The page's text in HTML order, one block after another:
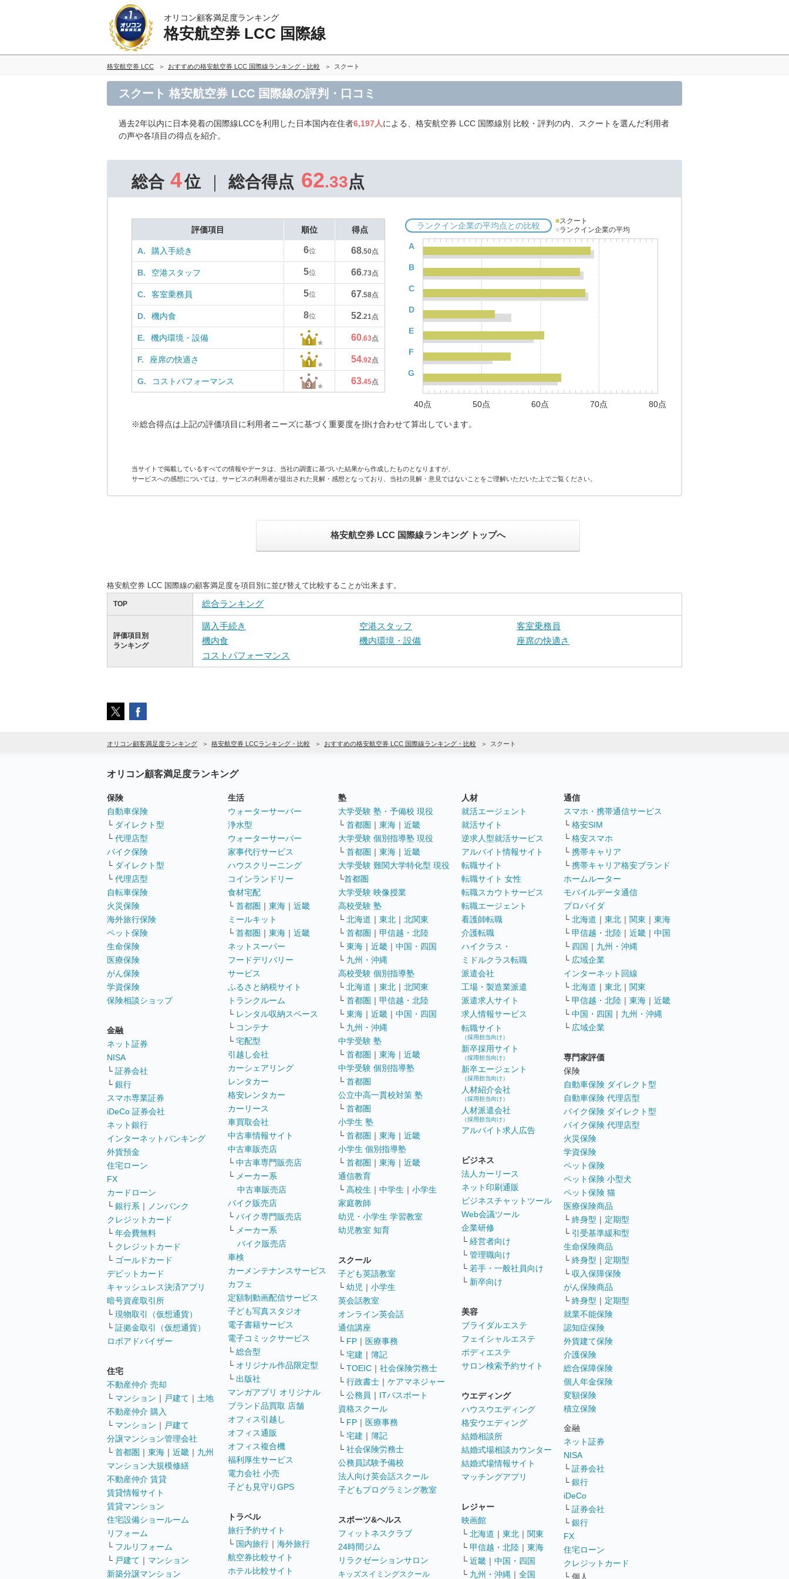
オリコン顧客満足度ランキング
格安航空券 LCC 国際線
格安航空券 LCC おすすめの格安航空券 LCC 国際線ランキング・比較 スクート
スクート 格安航空券 LCC 国際線の評判・口コミ
過去2年以内に日本発着の国際線LCCを利用した日本国内在住者6,197人による、格安航空券 LCC 国際線別 比較・評判の内、スクートを選んだ利用者
の声や各項目の得点を紹介。
総合 4位 総合得点 62.33点
評価項目 順位 得点
A. 購入手続き 6位 68.50点
B. 空港スタッフ 5位 66.73点
C. 客室乗務員 5位 67.58点
D. 機内食 8位 52.21点
E. 機内環境・設備 60.63点
F. 座席の快適さ 54.92点
G. コストパフォーマンス 63.45点
ランクイン企業の平均点との比較 ■スクート
■ランクイン企業の平均
A
B
C
D
E
F
G
40点 50点 60点 70点 80点
※総合得点は上記の評価項目に利用者ニーズに基づく重要度を掛け合わせて算出しています。
当サイトで掲載しているすべての情報やデータは、当社の調査に基づいた結果から作成したものとなりますが、
サービスへの感想については、サービスの利用者が提出された見解・感想となっており、当社の見解・意見ではないことをご理解いただいた上でご覧ください。
格安航空券 LCC 国際線ランキング トップへ
格安航空券 LCC 国際線の顧客満足度を項目別に並び替えて比較することが出来ます。
TOP 総合ランキング
評価項目別
ランキング
購入手続き 空港スタッフ
客室乗務員
機内食
機内環境・設備
座席の快適さ
コストパフォーマンス
オリコン顧客満足度ランキング 格安航空券 LCCランキング・比較 おすすめの格安航空券 LCC 国際線ランキング・比較 スクート
オリコン顧客満足度ランキング
保険
自動車保険
└ ダイレクト型
└ 代理店型
バイク保険
└ ダイレクト型
└ 代理店型
自転車保険
火災保険
海外旅行保険
ペット保険
生命保険
医療保険
がん保険
学資保険
保険相談ショップ
金融
ネット証券
NISA
└ 証券会社
└ 銀行
スマホ専業証券
iDeCo 証券会社
ネット銀行
インターネットバンキング
外貨預金
住宅ローン
FX
カードローン
└ 銀行系 ｜
ノンバンク
クレジットカード
└ 年会費無料
└ クレジットカード
└ ゴールドカード
デビットカード
キャッシュレス決済アプリ
暗号資産取引所
└ 現物取引（仮想通貨）
└ 証拠金取引（仮想通貨）
ロボアドバイザー
住宅
不動産仲介 売却
└ マンション ｜ 戸建て ｜ 土地
不動産仲介 購入
└ マンション ｜ 戸建て
分譲マンション管理会社
└ 首都圏 ｜ 東海 ｜ 近畿 ｜ 九州
マンション大規模修繕
不動産仲介 賃貸
賃貸情報サイト
賃貸マンション
住宅設備ショールーム
リフォーム
└ フルリフォーム
└ 戸建て ｜ マンション
新築分譲マンション
生活
ウォーターサーバー
浄水型
ウォーターサーバー
家事代行サービス
ハウスクリーニング
コインランドリー
食材宅配
└ 首都圏 ｜ 東海 ｜ 近畿
ミールキット
└ 首都圏 ｜ 東海 ｜ 近畿
ネットスーパー
フードデリバリー
サービス
ふるさと納税サイト
トランクルーム
└ レンタル収納スペース
└ コンテナ
└ 宅配型
引越し会社
カーシェアリング
レンタカー
格安レンタカー
カーリース
車買取会社
中古車情報サイト
中古車販売店
└ 中古車専門販売店
└ メーカー系
中古車販売店
バイク販売店
└ バイク専門販売店
└ メーカー系
バイク販売店
車検
カーメンテナンスサービス
カフェ
定額制動画配信サービス
子ども写真スタジオ
電子書籍サービス
電子コミックサービス
└ 総合型
└ オリジナル作品限定型
└ 出版社
マンガアプリ オリジナル
ブランド品買取 店舗
オフィス引越し
オフィス通販
オフィス複合機
福利厚生サービス
電力会社 小売
子ども見守りGPS
トラベル
旅行予約サイト
└ 国内旅行 ｜ 海外旅行
航空券比較サイト
ホテル比較サイト
塾
大学受験 塾・予備校 現役
└ 首都圏 ｜ 東海 ｜ 近畿
大学受験 個別指導塾 現役
└ 首都圏 ｜ 東海 ｜ 近畿
大学受験 難関大学特化型 現役
└首都圏
大学受験 映像授業
高校受験 塾
└ 北海道 ｜ 東北 ｜ 北関東
└ 首都圏 ｜ 甲信越・北陸
└ 東海 ｜ 近畿 ｜ 中国・四国
└ 九州・沖縄
高校受験 個別指導塾
└ 北海道 ｜ 東北 ｜ 北関東
└ 首都圏 ｜ 甲信越・北陸
└ 東海 ｜ 近畿 ｜ 中国・四国
└ 九州・沖縄
中学受験 塾
└ 首都圏 ｜ 東海 ｜ 近畿
中学受験 個別指導塾
└ 首都圏
公立中高一貫校対策 塾
└ 首都圏
小学生 塾
└ 首都圏 ｜ 東海 ｜ 近畿
小学生 個別指導塾
└ 首都圏 ｜ 東海 ｜ 近畿
通信教育
└ 高校生 ｜ 中学生 ｜ 小学生
家庭教師
幼児・小学生 学習教室
幼児教室 知育
スクール
子ども英語教室
└ 幼児 ｜ 小学生
英会話教室
オンライン英会話
通信講座
└ FP ｜ 医療事務
└ 宅建 ｜ 簿記
└ TOEIC ｜ 社会保険労務士
└ 行政書士 ｜ ケアマネジャー
└ 公務員 ｜ ITパスポート
資格スクール
└ FP ｜ 医療事務
└ 宅建 ｜ 簿記
└ 社会保険労務士
公務員試験予備校
法人向け英会話スクール
子どもプログラミング教室
スポーツ&ヘルス
フィットネスクラブ
24時間ジム
リラクゼーションサロン
キッズスイミングスクール
人材
就活エージェント
就活サイト
逆求人型就活サービス
アルバイト情報サイト
転職サイト
転職サイト 女性
転職スカウトサービス
転職エージェント
看護師転職
介護転職
ハイクラス・
ミドルクラス転職
派遣会社
工場・製造業派遣
派遣求人サイト
求人情報サービス
転職サイト
（採用担当向け）
新卒採用サイト
（採用担当向け）
新卒エージェント
（採用担当向け）
人材紹介会社
（採用担当向け）
人材派遣会社
（採用担当向け）
アルバイト求人広告
ビジネス
法人カーリース
ネット印刷通販
ビジネスチャットツール
Web会議ツール
企業研修
└ 経営者向け
└ 管理職向け
└ 若手・一般社員向け
└ 新卒向け
美容
ブライダルエステ
フェイシャルエステ
ボディエステ
サロン検索予約サイト
ウエディング
ハウスウエディング
格安ウエディング
結婚相談所
結婚式場相談カウンター
結婚式場情報サイト
マッチングアプリ
レジャー
映画館
└ 北海道 ｜ 東北 ｜ 関東
└ 甲信越・北陸 ｜ 東海
└ 近畿 ｜ 中国・四国
└ 九州・沖縄 ｜ 全国
通信
スマホ・携帯通信サービス
└ 格安SIM
└ 格安スマホ
└ 携帯キャリア
└ 携帯キャリア格安ブランド
ホームルーター
モバイルデータ通信
プロバイダ
└ 北海道 ｜ 東北 ｜ 関東 ｜ 東海
└ 甲信越・北陸 ｜ 近畿 ｜ 中国
└ 四国 ｜ 九州・沖縄
└ 広域企業
インターネット回線
└ 北海道 ｜ 東北 ｜ 関東
└ 甲信越・北陸 ｜ 東海 ｜ 近畿
└ 中国・四国 ｜ 九州・沖縄
└ 広域企業
専門家評価
保険
自動車保険 ダイレクト型
自動車保険 代理店型
バイク保険 ダイレクト型
バイク保険 代理店型
火災保険
学資保険
ペット保険
ペット保険 小型犬
ペット保険 猫
医療保険商品
└ 終身型 ｜ 定期型
└ 引受基準緩和型
生命保険商品
└ 終身型 ｜ 定期型
└ 収入保障保険
がん保険商品
└ 終身型 ｜ 定期型
就業不能保険
認知症保険
外貨建て保険
介護保険
総合保障保険
個人年金保険
変額保険
積立保険
金融
ネット証券
NISA
└ 証券会社
└ 銀行
iDeCo
└ 証券会社
└ 銀行
FX
住宅ローン
クレジットカード
└ 個人